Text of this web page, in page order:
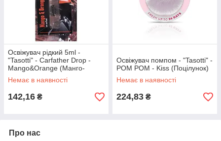
Освіжувач рідкий 5ml -
"Tasotti" - Carfather Drop -
Mango&Orange (Манго-
Апельсин) (25шт/уп)
Немає в наявності
142,16 ₴
Освіжувач помпом - "Tasotti" -
POM POM - Kiss (Поцілунок)
Немає в наявності
224,83 ₴
Про нас